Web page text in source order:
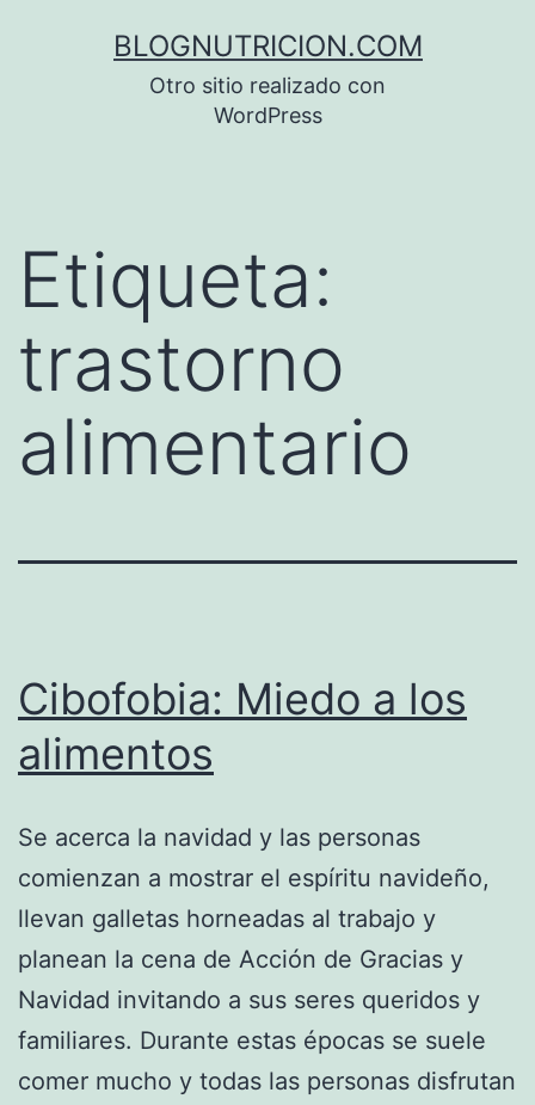
BLOGNUTRICION.COM
Otro sitio realizado con
WordPress
Etiqueta:
trastorno
alimentario
Cibofobia: Miedo a los
alimentos
Se acerca la navidad y las personas
comienzan a mostrar el espíritu navideño,
llevan galletas horneadas al trabajo y
planean la cena de Acción de Gracias y
Navidad invitando a sus seres queridos y
familiares. Durante estas épocas se suele
comer mucho y todas las personas disfrutan